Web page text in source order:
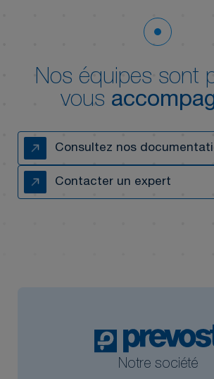
Nos équipes sont
vous
Consultez nos
Contacter un expert
Notre société